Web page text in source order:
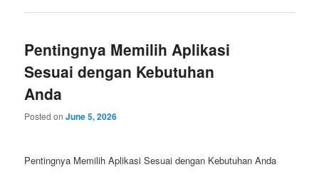
Pentingnya Memilih Aplikasi
Sesuai dengan Kebutuhan
Anda
Posted onJune 5, 2026
Pentingnya Memilih Aplikasi Sesuai dengan Kebutuhan Anda